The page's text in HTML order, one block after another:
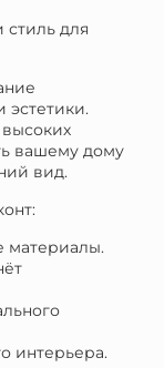
стиль для
эстетики.
вашему дому
вид.
материалы.
интерьера.